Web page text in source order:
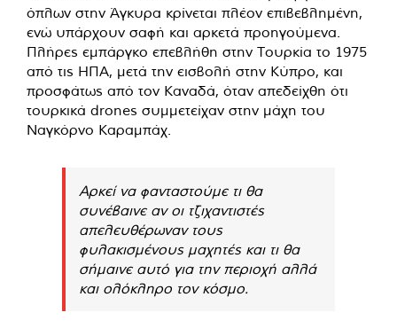
όπλων στην Άγκυρα κρίνεται πλέον επιβεβλημένη,
ενώ υπάρχουν σαφή και αρκετά προηγούμενα.
Πλήρες εμπάργκο επεβλήθη στην Τουρκία το 1975
από τις ΗΠΑ, μετά την εισβολή στην Κύπρο, και
προσφάτως από τον Καναδά, όταν απεδείχθη ότι
τουρκικά drones συμμετείχαν στην μάχη του
Ναγκόρνο Καραμπάχ.
Αρκεί να φανταστούμε τι θα
συνέβαινε αν οι τζιχαντιστές
απελευθέρωναν τους
φυλακισμένους μαχητές και τι θα
σήμαινε αυτό για την περιοχή αλλά
και ολόκληρο τον κόσμο.